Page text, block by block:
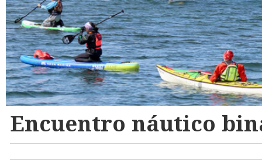
Encuentro náutico